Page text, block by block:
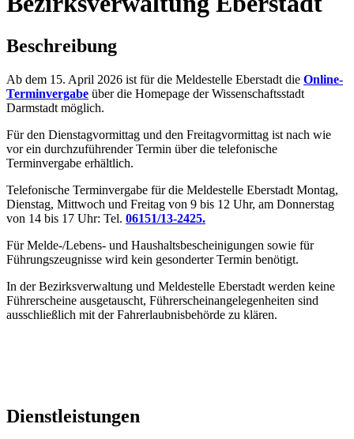
Beschreibung
Ab dem 15. April 2026 ist für die Meldestelle Eberstadt die Online-
Terminvergabe über die Homepage der Wissenschaftsstadt
Darmstadt möglich.
Für den Dienstagvormittag und den Freitagvormittag ist nach wie
vor ein durchzuführender Termin über die telefonische
Terminvergabe erhältlich.
Telefonische Terminvergabe für die Meldestelle Eberstadt Montag,
Dienstag, Mittwoch und Freitag von 9 bis 12 Uhr, am Donnerstag
von 14 bis 17 Uhr: Tel. 06151/13-2425.
Für Melde-/Lebens- und Haushaltsbescheinigungen sowie für
Führungszeugnisse wird kein gesonderter Termin benötigt.
In der Bezirksverwaltung und Meldestelle Eberstadt werden keine
Führerscheine ausgetauscht, Führerscheinangelegenheiten sind
ausschließlich mit der Fahrerlaubnisbehörde zu klären.
Dienstleistungen